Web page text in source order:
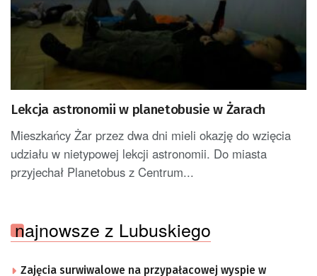
Lekcja astronomii w planetobusie w Żarach
Mieszkańcy Żar przez dwa dni mieli okazję do wzięcia
udziału w nietypowej lekcji astronomii. Do miasta
przyjechał Planetobus z Centrum...
najnowsze z Lubuskiego
Zajęcia surwiwalowe na przypałacowej wyspie w